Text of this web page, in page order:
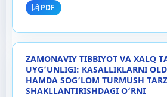
PDF
ZAMONAVIY TIBBIYOT VA XALQ
UYG‘UNLIGI: KASALLIKLARNI
HAMDA SOG‘LOM TURMUSH
SHAKLLANTIRISHDAGI O‘RNI